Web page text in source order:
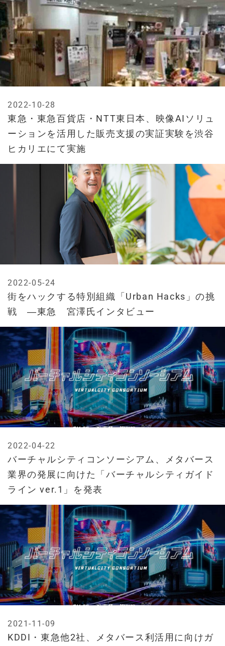
東急・東急百貨店・NTT東日本、映像AIソリュ
ーションを活用した販売支援の実証実験を渋谷
ヒカリエにて実施
2022-10-28
街をハックする特別組織「Urban Hacks」の挑
戦 ―東急 宮澤氏インタビュー
2022-05-24
バーチャルシティコンソーシアム、メタバース
業界の発展に向けた「バーチャルシティガイド
ライン ver.1」を発表
2022-04-22
KDDI・東急他2社、メタバース利活用に向けガ
2021-11-09